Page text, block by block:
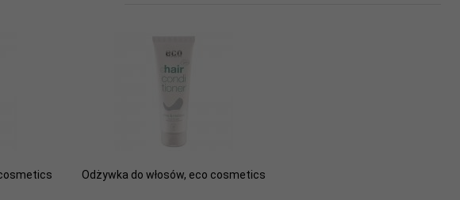
Odżywka do włosów, eco cosmetics